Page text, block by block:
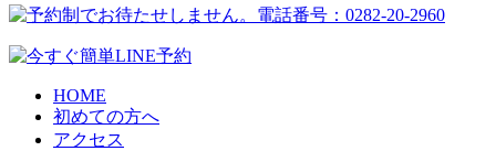
HOME
初めての方へ
アクセス